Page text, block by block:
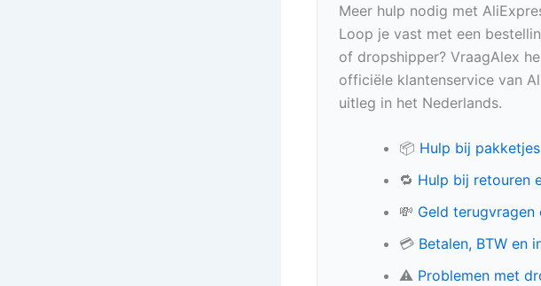
Meer hulp nodig met
Loop je vast met een
of dropshipper? VraagAlex
officiële klantenservice van
uitleg in het Nederlands.
📦 Hulp bij
🔁 Hulp bij retouren
💸 Geld terugvragen
💳 Betalen, BTW en
⚠️ Problemen met